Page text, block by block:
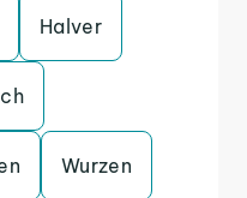
Halver
Wurzen